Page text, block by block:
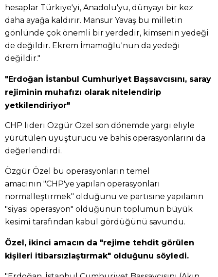
hesaplar Türkiye'yi, Anadolu'yu, dünyayı bir kez
daha ayağa kaldırır. Mansur Yavaş bu milletin
gönlünde çok önemli bir yerdedir, kimsenin yedeği
de değildir. Ekrem İmamoğlu'nun da yedeği
değildir."
"Erdoğan İstanbul Cumhuriyet Başsavcısını, saray
rejiminin muhafızı olarak nitelendirip
yetkilendiriyor"
CHP lideri Özgür Özel son dönemde yargı eliyle
yürütülen uyuşturucu ve bahis operasyonlarını da
değerlendirdi.
Özgür Özel bu operasyonların temel
amacının "CHP'ye yapılan operasyonları
normalleştirmek" olduğunu ve partisine yapılanın
"siyasi operasyon" olduğunun toplumun büyük
kesimi tarafından kabul gördüğünü savundu.
Özel, ikinci amacın da "rejime tehdit görülen
kişileri itibarsızlaştırmak" olduğunu söyledi.